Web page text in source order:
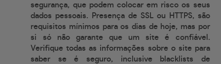
segurança, que podem colocar em risco os seus
dados pessoais. Presença de SSL ou HTTPS, são
requisitos mínimos para os dias de hoje, mas por
si só não garante que um site é confiável.
Verifique todas as informações sobre o site para
saber se é seguro, inclusive blacklists de